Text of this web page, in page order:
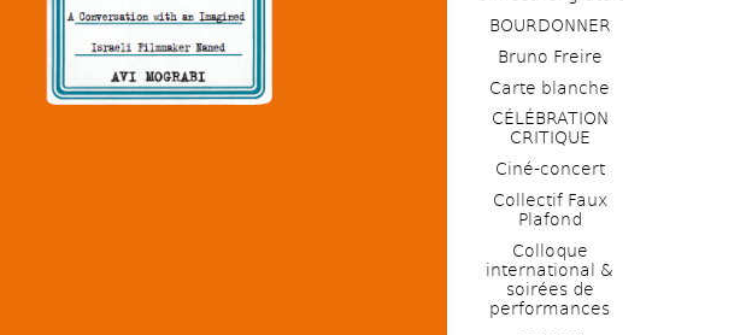
BOURDONNER
Bruno Freire
Carte blanche
CÉLÉBRATION
CRITIQUE
Ciné-concert
Collectif Faux
Plafond
Colloque
international &
soirées de
performances